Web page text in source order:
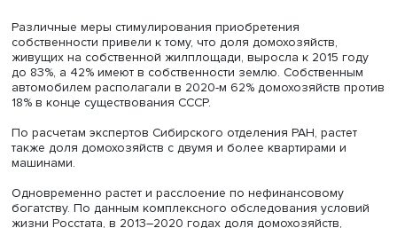
2000-е были запущены программы стимулирования
приобретения в собственность жилья и особенно
затем было разрешено тратить на их приобретение
материнский капитал.